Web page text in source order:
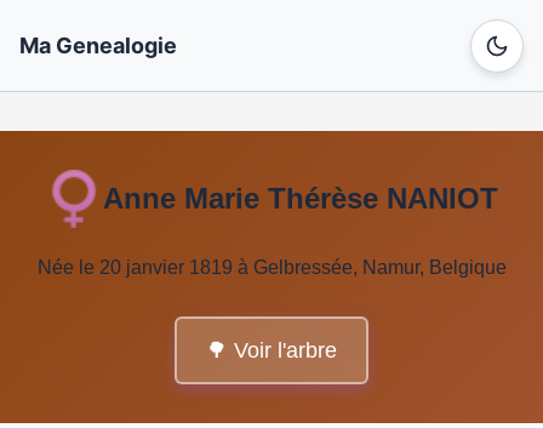
Ma Genealogie
Anne Marie Thérèse NANIOT
Née le 20 janvier 1819 à Gelbressée, Namur, Belgique
🌳 Voir l'arbre